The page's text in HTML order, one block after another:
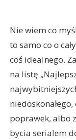
Nie wiem co
to samo co o
coś idealnego.
na listę
poprawek, albo
bycia serialem